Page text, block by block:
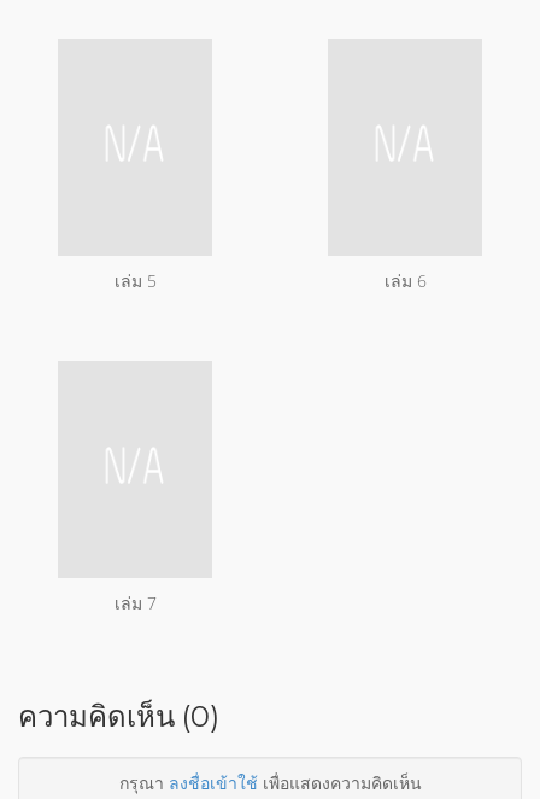
เล่ม 5 เล่ม 6
เล่ม 7
ความคิดเห็น (0)
กรุณา ลงชื่อเข้าใช้เพื่อแสดงความคิดเห็น